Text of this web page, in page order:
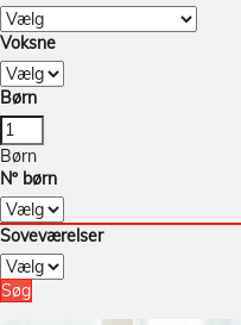
Voksne
Børn
Børn
Nº børn
Soveværelser
Søg